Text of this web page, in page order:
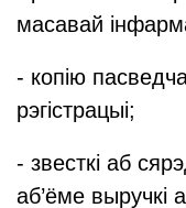
масавай
- копію
рэгістрацыі;
- звесткі аб
аб’ёме выручкі